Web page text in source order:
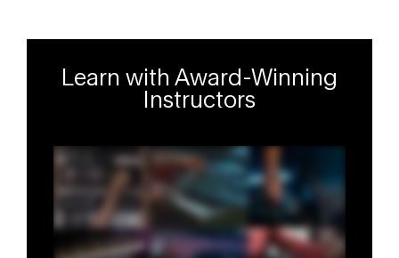
Learn with Award-Winning
Instructors